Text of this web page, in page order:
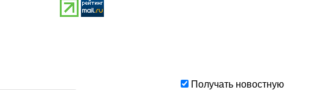
Получать новостную